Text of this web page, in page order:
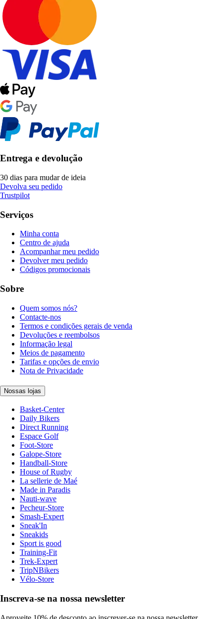
Entrega e devolução
30 dias para mudar de ideia
Devolva seu pedido
Trustpilot
Serviços
Minha conta
Centro de ajuda
Acompanhar meu pedido
Devolver meu pedido
Códigos promocionais
Sobre
Quem somos nós?
Contacte-nos
Termos e condições gerais de venda
Devoluções e reembolsos
Informação legal
Meios de pagamento
Tarifas e opções de envio
Nota de Privacidade
Nossas lojas
Basket-Center
Daily Bikers
Direct Running
Espace Golf
Foot-Store
Galope-Store
Handball-Store
House of Rugby
La sellerie de Maé
Made in Paradis
Nauti-wave
Pecheur-Store
Smash-Expert
Sneak'In
Sneakids
Sport is good
Training-Fit
Trek-Expert
TripNBikers
Vélo-Store
Inscreva-se na nossa newsletter